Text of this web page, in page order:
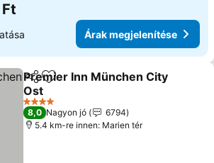
Árak megjelenítése
Megosztás
Hozzáadás a kedvencekhez
Premier Inn München City
Ost
Árak megjelenítése
4 Kategória
8,0 Nagyon jó
6794
5.4 km-re innen: Marien tér